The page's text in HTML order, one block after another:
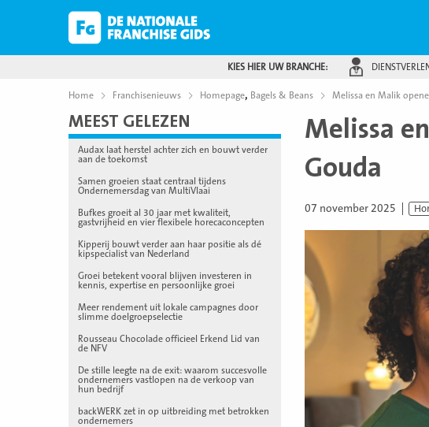
KIES HIER UW BRANCHE:
Home Franchisenieuws Homepage, Bagels & Beans Melissa en Malik
MEEST GELEZEN
Audax laat herstel achter zich en bouwt verder
aan de toekomst
Samen groeien staat centraal tijdens
Ondernemersdag van MultiVlaai
Bufkes groeit al 30 jaar met kwaliteit,
gastvrijheid en vier flexibele horecaconcepten
Kipperij bouwt verder aan haar positie als dé
kipspecialist van Nederland
Groei betekent vooral blijven investeren in
kennis, expertise en persoonlijke groei
Meer rendement uit lokale campagnes door
slimme doelgroepselectie
Rousseau Chocolade officieel Erkend Lid van
de NFV
De stille leegte na de exit: waarom succesvolle
ondernemers vastlopen na de verkoop van
hun bedrijf
backWERK zet in op uitbreiding met betrokken
ondernemers
Melissa
Gouda
07 november 2025